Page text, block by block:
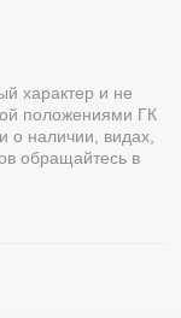
характер и не
положениями ГК
о наличии, видах,
обращайтесь в